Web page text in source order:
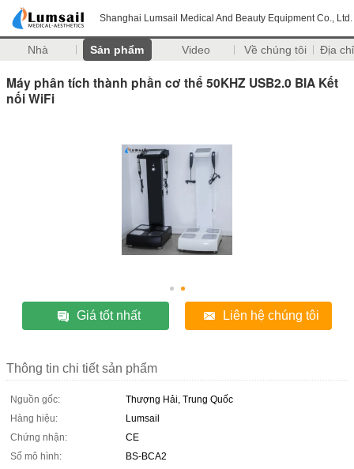
Shanghai Lumsail Medical And Beauty Equipment Co., Ltd.
Nhà Sản phẩm Video Về chúng tôi Địa
Máy phân tích thành phần cơ thể 50KHZ USB2.0 BIA Kết
nối WiFi
Giá tốt nhất Liên hệ chúng tôi
Thông tin chi tiết sản phẩm
Nguồn gốc:
Thượng Hải, Trung Quốc
Hàng hiệu:
Lumsail
Chứng nhận:
CE
Số mô hình:
BS-BCA2